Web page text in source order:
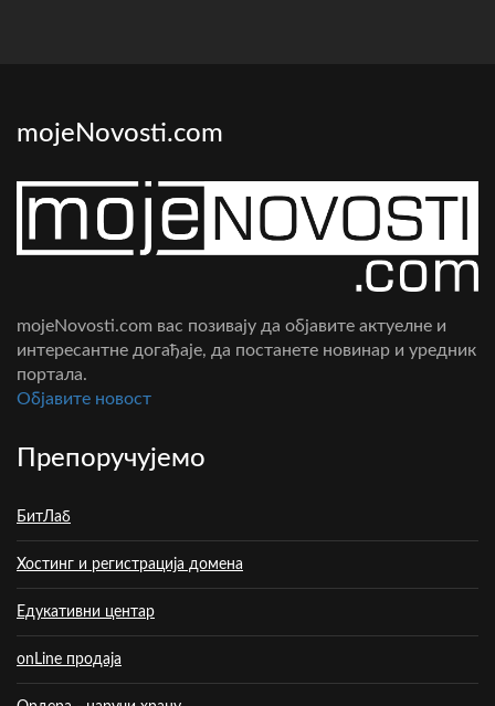
mojeNovosti.com
mojeNovosti.com вас позивају да објавите актуелне и
интересантне догађаје, да постанете новинар и уредник
портала.
Oбјавите новост
Препоручујемо
БитЛаб
Хостинг и регистрација домена
Едукативни центар
onLine продаја